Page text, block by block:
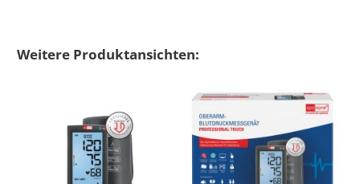
Weitere Produktansichten: